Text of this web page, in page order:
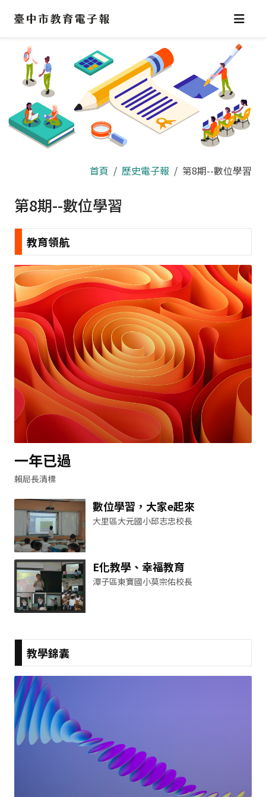
區
首頁 歷史電子報 第8期--數位學習
第8期--數位學習
教育領航
一年已過
賴局長清標
數位學習，大家e起來
大里區大元國小邱志忠校長
E化教學、幸福教育
潭子區東寶國小莫宗佑校長
教學錦囊